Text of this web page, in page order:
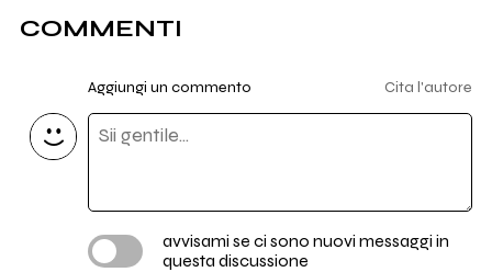
COMMENTI
Aggiungi un commento Cita l'autore
avvisami se ci sono nuovi messaggi in
questa discussione